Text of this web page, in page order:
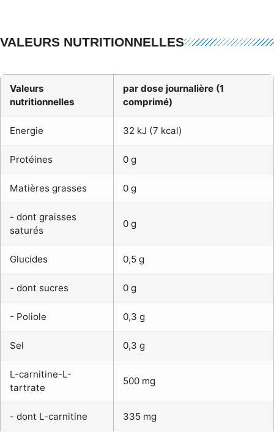
VALEURS NUTRITIONNELLES
Valeurs
nutritionnelles
par dose journalière (1
comprimé)
Energie 32 kJ (7 kcal)
Protéines 0 g
Matières grasses 0 g
- dont graisses
saturés
0 g
Glucides 0,5 g
- dont sucres 0 g
- Poliole 0,3 g
Sel 0,3 g
L-carnitine-L-
tartrate
500 mg
- dont L-carnitine 335 mg